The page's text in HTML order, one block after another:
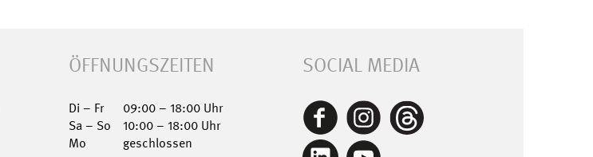
ÖFFNUNGSZEITEN
Di – Fr
09:00 – 18:00 Uhr
Sa – So
10:00 – 18:00 Uhr
Mo
geschlossen
SOCIAL MEDIA